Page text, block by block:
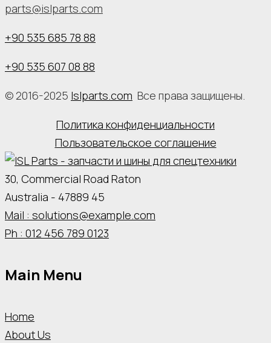
parts@islparts.com
+90 535 685 78 88
+90 535 607 08 88
© 2016-2025 Islparts.com Все права защищены.
Политика конфиденциальности
Пользовательское соглашение
30, Commercial Road Raton
Australia - 47889 45
Mail : solutions@example.com
Ph : 012 456 789 0123
Main Menu
Home
About Us